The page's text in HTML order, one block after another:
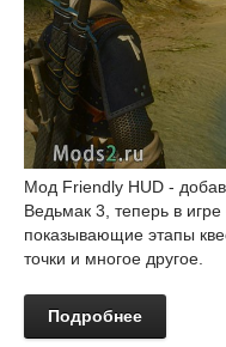
Мод Friendly HUD -
Ведьмак 3, теперь в
показывающие этапы
точки и многое другое.
Подробнее